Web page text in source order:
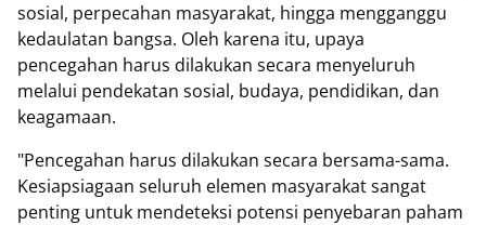
sosial, perpecahan masyarakat, hingga mengganggu
kedaulatan bangsa. Oleh karena itu, upaya
pencegahan harus dilakukan secara menyeluruh
melalui pendekatan sosial, budaya, pendidikan, dan
keagamaan.
"Pencegahan harus dilakukan secara bersama-sama.
Kesiapsiagaan seluruh elemen masyarakat sangat
penting untuk mendeteksi potensi penyebaran paham